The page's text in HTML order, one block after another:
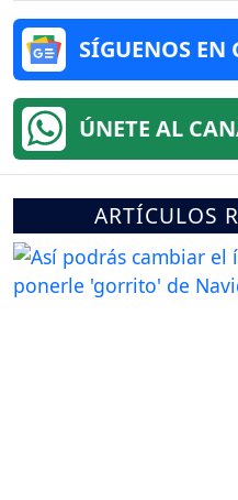
SÍGUENOS EN
ÚNETE AL
ARTÍCULOS